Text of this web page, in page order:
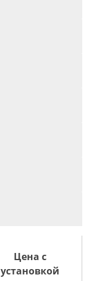
Цена с
установкой